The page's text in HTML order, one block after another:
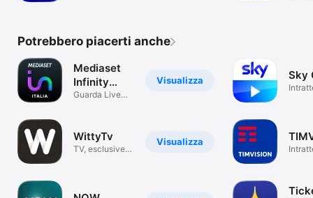
Potrebbero piacerti anche
Visualizza
Mediaset
Infinity
Italia
Guarda Live
Visualizza
WittyTv
TV, esclusive e
Sky